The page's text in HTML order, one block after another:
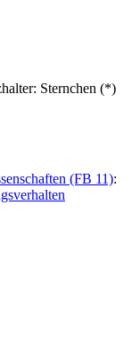
Sternchen (*)
(FB 11):